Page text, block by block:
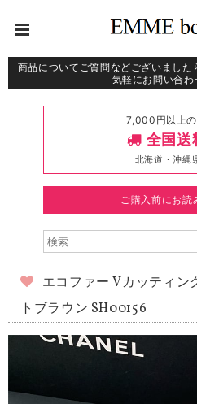
商品についてご質問などございまし
気軽にお問い合
7,000円以上
全国送
北海道・沖縄
ご購入前にお読
エコファー Vカッティン
トブラウン SH00156